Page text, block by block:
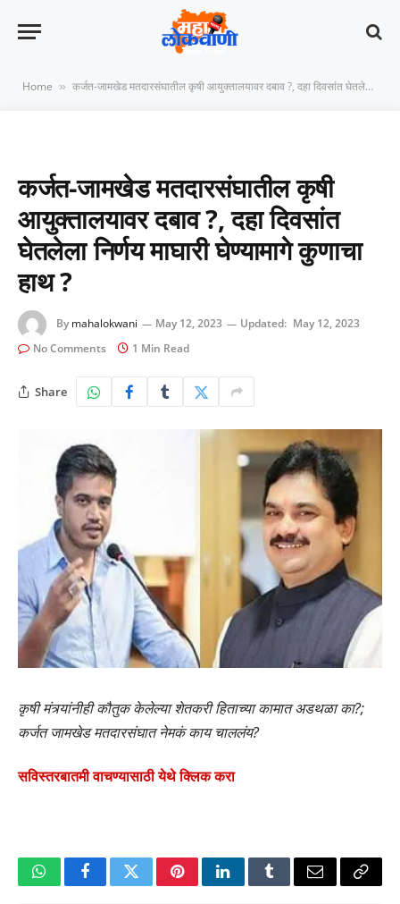
Home » कर्जत-जामखेड मतदारसंघातील कृषी आयुक्तालयावर दबाव ?, दहा दिवसांत घेतलेला निर्णय माघारी घेण्यामागे कुणाचा हाथ ?
कर्जत-जामखेड मतदारसंघातील कृषी
आयुक्तालयावर दबाव ?, दहा दिवसांत
घेतलेला निर्णय माघारी घेण्यामागे कुणाचा
हाथ ?
By mahalokwani May 12, 2023 Updated: May 12, 2023
No Comments
1 Min Read
Share
कृषी मंत्र्यांनीही कौतुक केलेल्या शेतकरी हिताच्या कामात अडथळा का?;
कर्जत जामखेड मतदारसंघात नेमकं काय चाललंय?
सविस्तरबातमी वाचण्यासाठी येथे क्लिक करा
WhatsAppFacebookTwitterPinterestLinkedInTumblrEmail Copy